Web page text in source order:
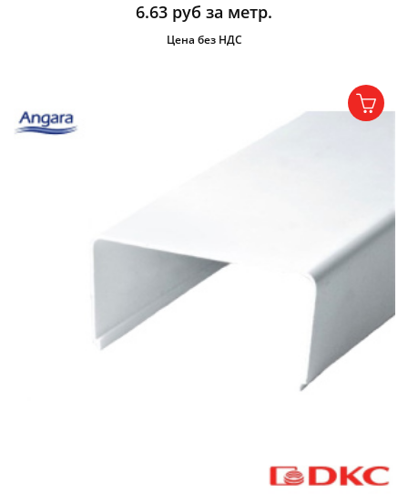
6.63 руб за метр.
Цена без НДС